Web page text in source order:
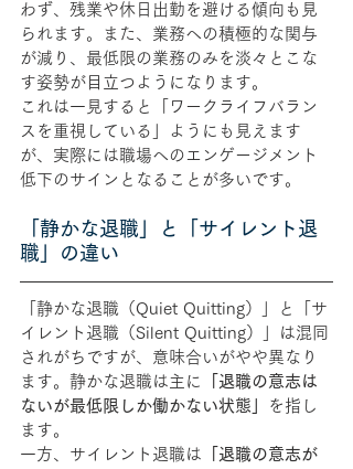
わず、残業や休日出勤を避ける傾向も見
られます。また、業務への積極的な関与
が減り、最低限の業務のみを淡々とこな
す姿勢が目立つようになります。
これは一見すると「ワークライフバラン
スを重視している」ようにも見えます
が、実際には職場へのエンゲージメント
低下のサインとなることが多いです。
「静かな退職」と「サイレント退
職」の違い
「静かな退職（Quiet Quitting）」と「サ
イレント退職（Silent Quitting）」は混同
されがちですが、意味合いがやや異なり
ます。静かな退職は主に
「退職の意志は
ないが最低限しか働かない状態」
を指し
ます。
一方、サイレント退職は 「退職の意志が